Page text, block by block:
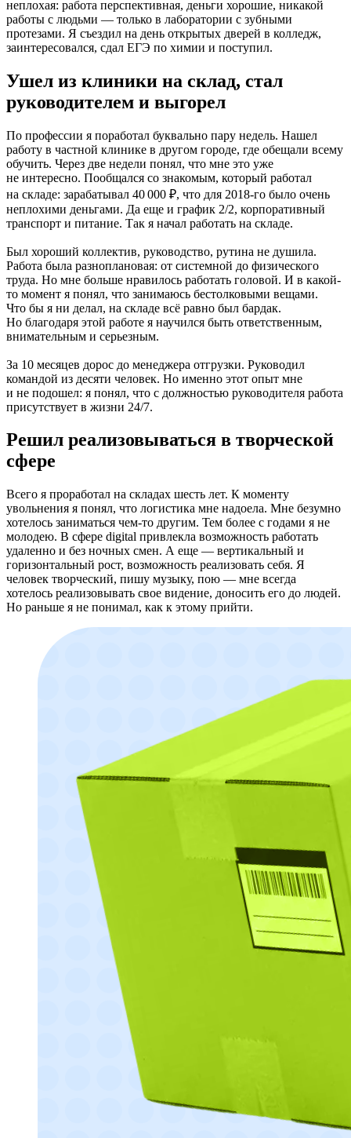
неплохая: работа перспективная, деньги хорошие, никакой
работы с людьми — только в лаборатории с зубными
протезами. Я съездил на день открытых дверей в колледж,
заинтересовался, сдал ЕГЭ по химии и поступил.
Ушел из клиники на склад, стал
руководителем и выгорел
По профессии я поработал буквально пару недель. Нашел
работу в частной клинике в другом городе, где обещали всему
обучить. Через две недели понял, что мне это уже
не интересно. Пообщался со знакомым, который работал
на складе: зарабатывал 40 000 ₽, что для 2018-го было очень
неплохими деньгами. Да еще и график 2/2, корпоративный
транспорт и питание. Так я начал работать на складе.
Был хороший коллектив, руководство, рутина не душила.
Работа была разноплановая: от системной до физического
труда. Но мне больше нравилось работать головой. И в какой-
то момент я понял, что занимаюсь бестолковыми вещами.
Что бы я ни делал, на складе всё равно был бардак.
Но благодаря этой работе я научился быть ответственным,
внимательным и серьезным.
За 10 месяцев дорос до менеджера отгрузки. Руководил
командой из десяти человек. Но именно этот опыт мне
и не подошел: я понял, что с должностью руководителя работа
присутствует в жизни 24/7.
Решил реализовываться в творческой
сфере
Всего я проработал на складах шесть лет. К моменту
увольнения я понял, что логистика мне надоела. Мне безумно
хотелось заниматься чем-то другим. Тем более с годами я не
молодею. В сфере digital привлекла возможность работать
удаленно и без ночных смен. А еще — вертикальный и
горизонтальный рост, возможность реализовать себя. Я
человек творческий, пишу музыку, пою — мне всегда
хотелось реализовывать свое видение, доносить его до людей.
Но раньше я не понимал, как к этому прийти.